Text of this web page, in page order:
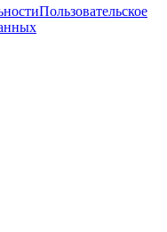
Пользовательское